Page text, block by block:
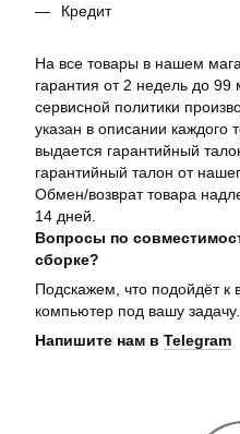
Кредит
На все товары в нашем
гарантия от 2 недель до 99
сервисной политики
указан в описании каждого
выдается гарантийный
гарантийный талон от
Обмен/возврат товара
14 дней.
Вопросы по
сборке?
Подскажем, что подойдёт
компьютер под вашу задачу.
Напишите нам в Telegram